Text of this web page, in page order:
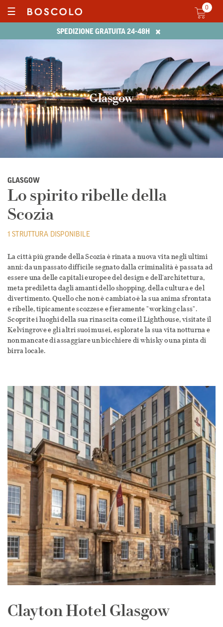
SPEDIZIONE GRATUITA 24-48H ×
☰ 0
Glasgow
GLASGOW
Lo spirito ribelle della
Scozia
1 STRUTTURA DISPONIBILE
La città più grande della Scozia è rinata a nuova vita negli ultimi
anni: da un passato difficile segnato dalla criminalità è passata ad
essere una delle capitali europee del design e dell'architettura,
meta prediletta dagli amanti dello shopping, della cultura e del
divertimento. Quello che non è cambiato è la sua anima sfrontata
e ribelle, tipicamente scozzese e fieramente "working class".
Scoprite i luoghi della sua rinascita come il Lighthouse, visitate il
Kelvingrove e gli altri suoi musei, esplorate la sua vita notturna e
non mancate di assaggiare un bicchiere di whisky o una pinta di
birra locale.
Clayton Hotel Glasgow